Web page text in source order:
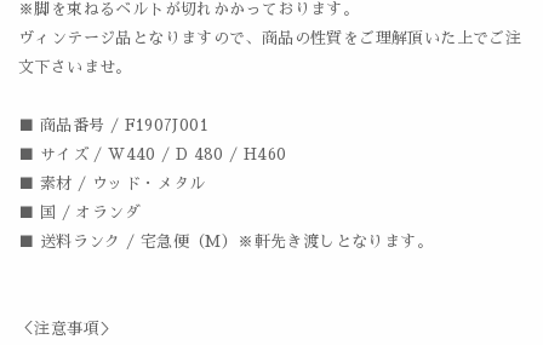
※脚を束ねるベルトが切れかかっております。
ヴィンテージ品となりますので、商品の性質をご理解頂いた上でご注
文下さいませ。
■ 商品番号 / F1907J001
■ サイズ / W440 / D 480 / H460
■ 素材 / ウッド・メタル
■ 国 / オランダ
■ 送料ランク / 宅急便（M）※軒先き渡しとなります。
＜注意事項＞